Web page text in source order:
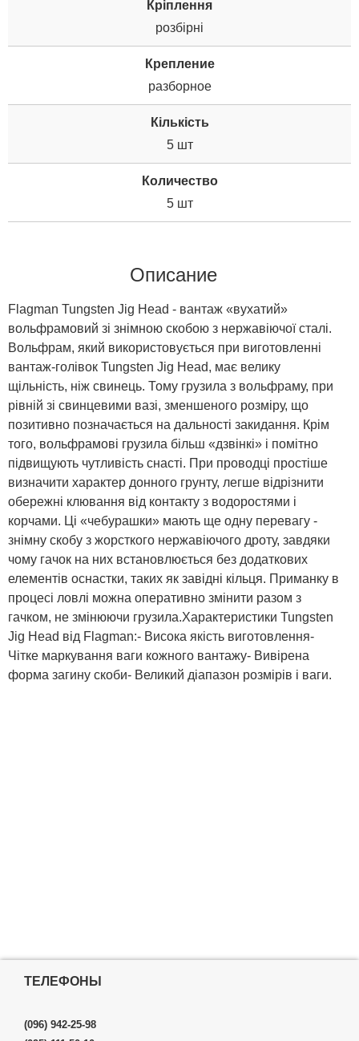
Кріплення
розбірні
Крепление
разборное
Кількість
5 шт
Количество
5 шт
Описание
Flagman Tungsten Jig Head - вантаж «вухатий»
вольфрамовий зі знімною скобою з нержавіючої сталі.
Вольфрам, який використовується при виготовленні
вантаж-голівок Tungsten Jig Head, має велику
щільність, ніж свинець. Тому грузила з вольфраму, при
рівній зі свинцевими вазі, зменшеного розміру, що
позитивно позначається на дальності закидання. Крім
того, вольфрамові грузила більш «дзвінкі» і помітно
підвищують чутливість снасті. При проводці простіше
визначити характер донного грунту, легше відрізнити
обережні клювання від контакту з водоростями і
корчами. Ці «чебурашки» мають ще одну перевагу -
знімну скобу з жорсткого нержавіючого дроту, завдяки
чому гачок на них встановлюється без додаткових
елементів оснастки, таких як завідні кільця. Приманку в
процесі ловлі можна оперативно змінити разом з
гачком, не змінюючи грузила.Характеристики Tungsten
Jig Head від Flagman:- Висока якість виготовлення-
Чітке маркування ваги кожного вантажу- Вивірена
форма загину скоби- Великий діапазон розмірів і ваги.
ТЕЛЕФОНЫ
(096) 942-25-98